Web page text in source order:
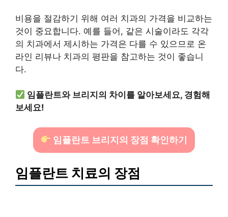
비용을 절감하기 위해 여러 치과의 가격을 비교하는
것이 중요합니다. 예를 들어, 같은 시술이라도 각각
의 치과에서 제시하는 가격은 다를 수 있으므로 온
라인 리뷰나 치과의 평판을 참고하는 것이 좋습니
다.
임플란트와 브리지의 차이를 알아보세요, 경험해
보세요!
임플란트 브리지의 장점 확인하기
임플란트 치료의 장점